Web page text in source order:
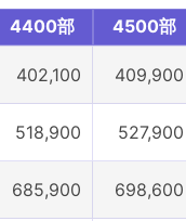
1,524,900 1,546,600
1,641,600 1,666,400
4400部 4500部
402,100 409,900
518,900 527,900
685,900 698,600